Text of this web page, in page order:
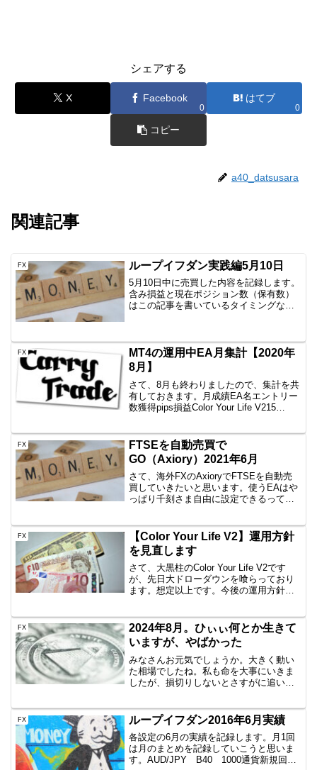
シェアする
X Facebook
0
はてブ
0
コピー
a40_datsusara
関連記事
FX ループイフダン実践編5月10日
5月10日中に売買した内容を記録します。
含み損益と現在ポジション数（保有数）
はこの記事を書いているタイミングなの
1000通貨新...
FX
MT4の運用中EA月集計【2020年
8月】
さて、8月も終わりましたので、集計を共
有しておきます。月成績EA名エントリー
数獲得pips損益Color Your Life V215
FX
FTSEを自動売買で
GO（Axiory）2021年6月
さて、海外FXのAxioryでFTSEを自動売
買していきたいと思います。使うEAはや
っぱり千刻さま自由に設定できるって本
ということで、重宝しています。千刻は
こちらから買...
FX
【Color Your Life V2】運用方針
を見直します
さて、大黒柱のColor Your Life V2です
が、先日大ドローダウンを喰らっており
ます。想定以上です。今後の運用方針を
超え、増加分がほぼスッカラカンにな
り...
FX
2024年8月。ひぃぃ何とか生きて
いますが、やばかった
みなさんお元気でしょうか。大きく動い
た相場でしたね。私も命を大事にいきま
したが、損切りしないとさすがに追いつ
～ただ、それ以上の逆行が勢いついてし
まっていて、さすがに損切...
FX ループイフダン2016年6月実績
各設定の6月の実績を記録します。月1回
は月のまとめを記録していこうと思いま
す。AUD/JPY B40 1000通貨新規回数